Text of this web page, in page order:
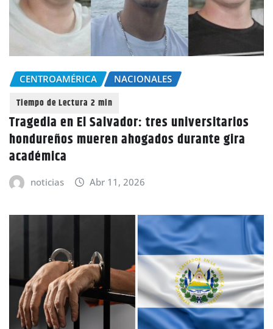
CENTROAMÉRICA NACIONALES
Tragedia en El Salvador: tres universitarios
hondureños mueren ahogados durante gira
académica
noticias Abr 11, 2026